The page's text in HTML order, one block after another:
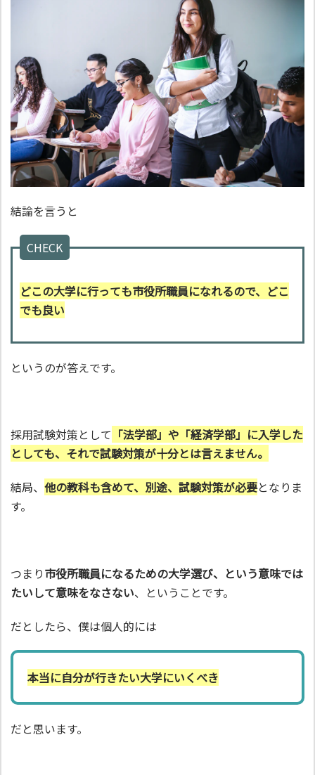
結論を言うと
CHECK
どこの大学に行っても市役所職員になれるので、どこ
でも良い
というのが答えです。
採用試験対策として 「法学部」や「経済学部」に入学した
としても、それで試験対策が十分とは言えません。
結局、 他の教科も含めて、別途、試験対策が必要となりま
す。
つまり市役所職員になるための大学選び、という意味では
たいして意味をなさない、ということです。
だとしたら、僕は個人的には
本当に自分が行きたい大学にいくべき
だと思います。